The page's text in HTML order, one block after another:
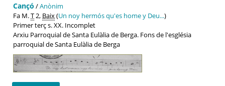
Cançó /Anònim
Fa M.T2, Baix(Un noy hermós qu'es home y Deu...)
Primer terç s. XX. Incomplet
Arxiu Parroquial de Santa Eulàlia de Berga. Fons de l'església
parroquial de Santa Eulàlia de Berga